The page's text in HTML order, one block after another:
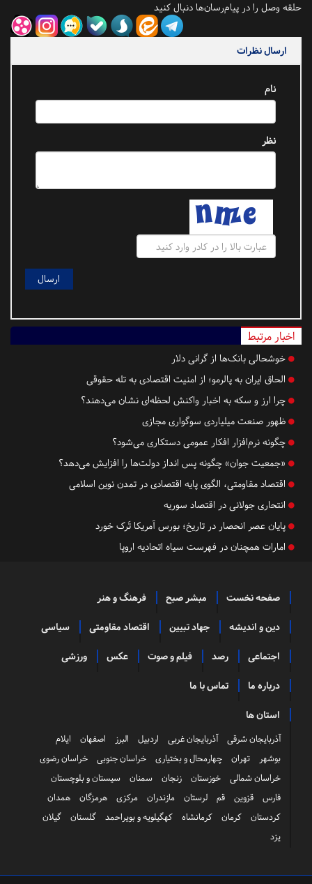
حلقه وصل را در پیام‌رسان‌ها دنبال کنید
ارسال نظرات
نام
نظر
اخبار مرتبط
خوشحالی بانک‌ها از گرانی دلار
الحاق ایران به پالرمو؛ از امنیت اقتصادی به تله حقوقی
چرا ارز و سکه به اخبار واکنش لحظه‌ای نشان می‌دهند؟
ظهور صنعت میلیاردی سوگواری مجازی
چگونه نرم‌افزار افکار عمومی دستکاری می‌شود؟
«جمعیت جوان» چگونه پس انداز دولت‌ها را افزایش می‌دهد؟
اقتصاد مقاومتی، الگوی پایه اقتصادی در تمدن نوین اسلامی
انتحاری جولانی در اقتصاد سوریه
پایان عصر انحصار در تاریخ؛ بورس آمریکا تَرک خورد
امارات همچنان در فهرست سیاه اتحادیه اروپا
صفحه نخست مبشر صبح فرهنگ و هنر
دین و اندیشه جهاد تبیین اقتصاد مقاومتی سیاسی
اجتماعی رصد فیلم و صوت عکس ورزشی
درباره ما تماس با ما
استان ها
آذربایجان شرقی آذربایجان غربی اردبیل البرز اصفهان
ایلام
بوشهر
تهران چهارمحال و بختیاری خراسان جنوبی
خراسان رضوی
خراسان شمالی
خوزستان زنجان سمنان
سیستان و بلوچستان
فارس
قزوین قم لرستان مازندران مرکزی هرمزگان
همدان
کردستان
کرمان کرمانشاه کهگیلویه و بویراحمد گلستان
گیلان
یزد